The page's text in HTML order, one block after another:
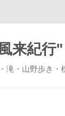
来紀行"
・山野歩き・